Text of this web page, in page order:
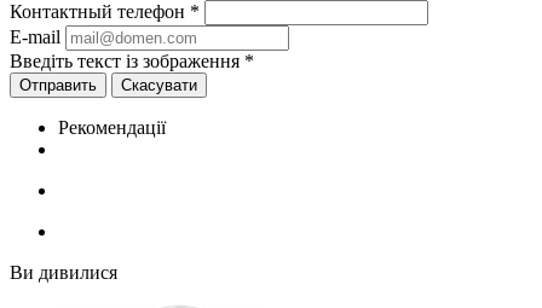
Контактный телефон *
E-mail
Введіть текст із зображення *
Скасувати
Рекомендації
Ви дивилися